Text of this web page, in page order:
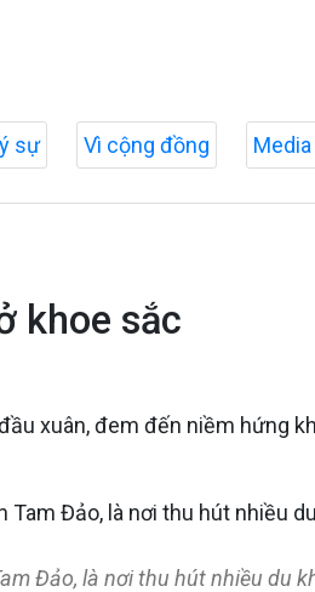
sự Vì cộng đồng Media
khoe sắc
xuân, đem đến niềm hứng
Đảo, là nơi thu hút nhiều du